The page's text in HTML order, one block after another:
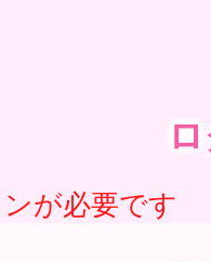
が必要です